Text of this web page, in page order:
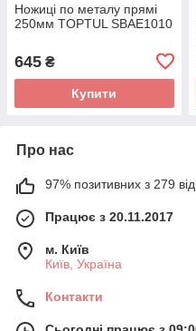
Ножиці по металу прямі
250мм TOPTUL SBAE1010
645 ₴
Купити
Про нас
97% позитивних з 279
Працює з 20.11.2017
м. Київ
Київ, Україна
Контакти